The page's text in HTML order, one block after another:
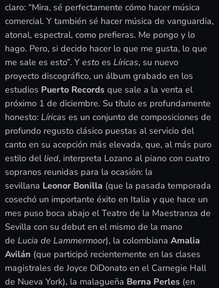
claro: “Mira, sé perfectamente cómo hacer música
comercial. Y también sé hacer música de vanguardia,
atonal, espectral, como prefieras. Me pongo y lo
hago. Pero, si decido hacer lo que me gusta, lo que
me sale es esto”. Y esto es Líricas, su nuevo
proyecto discográfico, un álbum grabado en los
estudios Puerto Records que sale a la venta el
próximo 1 de diciembre. Su título es profundamente
honesto: Líricas es un conjunto de composiciones de
profundo regusto clásico puestas al servicio del
canto en su acepción más elevada, que, al más puro
estilo del lied, interpreta Lozano al piano con cuatro
sopranos reunidas para la ocasión: la
sevillana Leonor Bonilla (que la pasada temporada
cosechó un importante éxito en Italia y que hace un
mes puso boca abajo el Teatro de la Maestranza de
Sevilla con su debut en el mismo de la mano
de Lucia de Lammermoor), la colombiana Amalia
Avilán (que participó recientemente en las clases
magistrales de Joyce DiDonato en el Carnegie Hall
de Nueva York), la malagueña Berna Perles (en